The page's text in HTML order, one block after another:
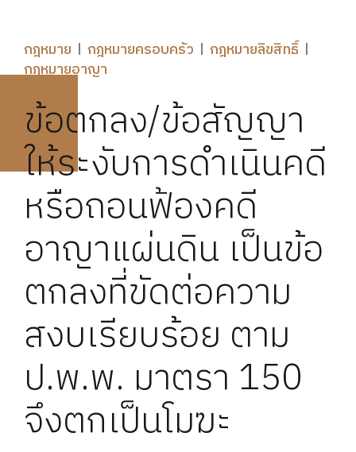
กฎหมาย กฎหมายครอบครัว
กฎหมายลิขสิทธิ์
กฎหมายอาญา
ข้อตกลง/ข้อสัญญา
ให้ระงับการดำเนินคดี
หรือถอนฟ้องคดี
อาญาแผ่นดิน เป็นข้อ
ตกลงที่ขัดต่อความ
สงบเรียบร้อย ตาม
ป.พ.พ. มาตรา 150
จึงตกเป็นโมฆะ